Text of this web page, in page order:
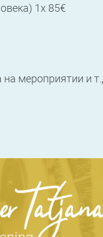
1x 85€
на мероприятии и